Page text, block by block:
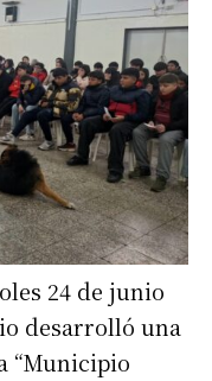
24 de junio
desarrolló una
“Municipio